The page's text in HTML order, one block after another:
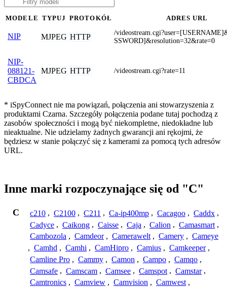
MODELE TYPUJ PROTOKÓŁ ADRES URL
NIP MJPEG HTTP
/
SSWORD]&resolution=32&rate=0
NIP-
088121-
CBDCA
MJPEG HTTP /videostream.cgi?rate=11
* iSpyConnect nie ma powiązań, połączenia ani stowarzyszenia z
produktami Czarna. Szczegóły połączenia podane tutaj pochodzą z
zasobów społeczności i mogą być niekompletne, niedokładne lub
nieaktualne. Nie udzielamy żadnych gwarancji ani rękojmi, że
będziesz w stanie połączyć się z kamerami za pomocą tych adresów
URL.
Inne marki rozpoczynające się od "C"
C c210 , C2100 , C211 , Ca-ip400mp , Cacagoo , Caddx ,
Cadyce , Caikong , Caisse , Caja , Calion , Camasmart ,
Cambozola , Camdeor , Camerawelt , Camery , Cameye
, Camhd , Camhi , CamHipro , Camius , Camkeeper ,
Camline Pro , Cammy , Camon , Campo , Camqo ,
Camsafe , Camscam , Camsee , Camspot , Camstar ,
Camtronics , Camview , Camvision , Camwest ,